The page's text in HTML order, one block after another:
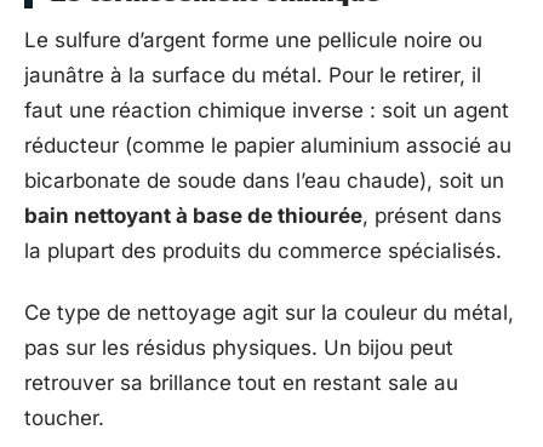
Le sulfure d’argent forme une pellicule noire ou
jaunâtre à la surface du métal. Pour le retirer, il
faut une réaction chimique inverse : soit un agent
réducteur (comme le papier aluminium associé au
bicarbonate de soude dans l’eau chaude), soit un
bain nettoyant à base de thiourée, présent dans
la plupart des produits du commerce spécialisés.
Ce type de nettoyage agit sur la couleur du métal,
pas sur les résidus physiques. Un bijou peut
retrouver sa brillance tout en restant sale au
toucher.